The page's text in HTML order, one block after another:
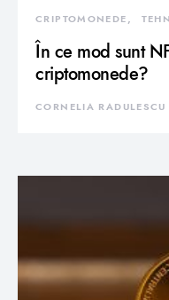
CRIPTOMONEDE
În ce mod sunt
criptomonede?
CORNELIA RADULESCU